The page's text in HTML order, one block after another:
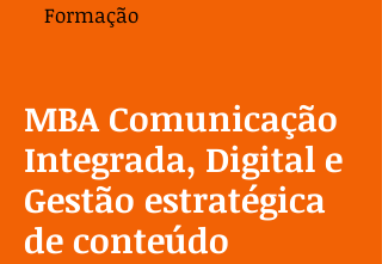
Formação
​​MBA Comunicação
Integrada, Digital e
Gestão estratégica
de conteúdo